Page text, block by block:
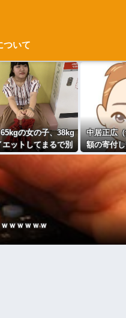
ついて
の女の子、38kg
エットしてまるで別
人になる
中居正広
額の寄付
にも知ら
公表
ｗｗｗｗｗ